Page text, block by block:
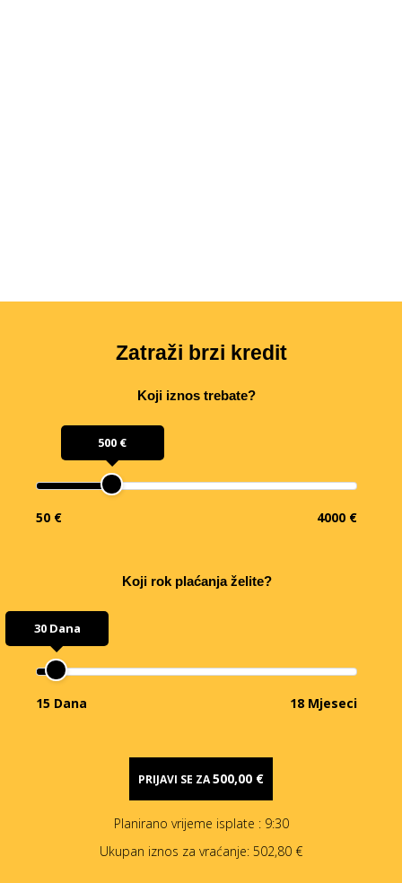
Zatraži brzi kredit
Koji iznos trebate?
500 €
50 € 4000 €
Koji rok plaćanja želite?
30 Dana
15 Dana 18 Mjeseci
PRIJAVI SE ZA500,00 €
Planirano vrijeme isplate : 9:30
Ukupan iznos za vraćanje: 502,80 €